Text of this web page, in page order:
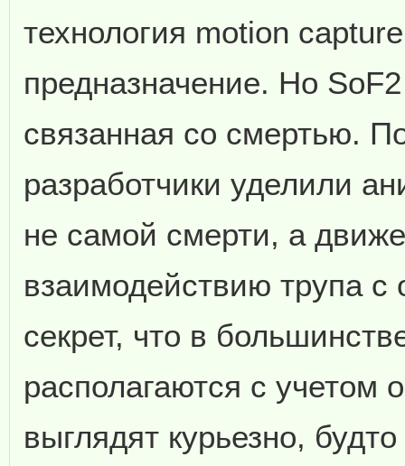
технология motion
предназначение. Но
связанная со смертью.
разработчики уделили
не самой смерти, а
взаимодействию трупа
секрет, что в
располагаются с учетом
выглядят курьезно,